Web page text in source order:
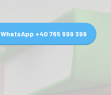
WhatsApp +40 765 699 399